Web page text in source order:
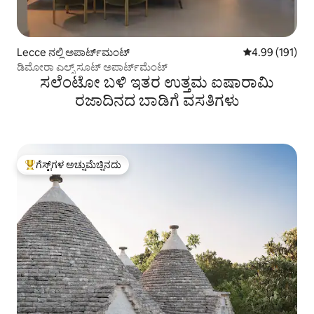
Lecce ನಲ್ಲಿ ಅಪಾರ್ಟ್‌ಮಂಟ್ 5 ರಲ್ಲಿ 4.99
4.99 (191)
ಡಿಮೋರಾ ಎಲ್ಸ್ ಸೂಟ್ ಅಪಾರ್ಟ್‌ಮೆಂಟ್
ಸಲೆಂಟೋ ಬಳಿ ಇತರ ಉತ್ತಮ ಐಷಾರಾಮಿ
ರಜಾದಿನದ ಬಾಡಿಗೆ ವಸತಿಗಳು
ಗೆಸ್ಟ್‌ಗಳಿಗೆ ಅತಿ ಹೆಚ್ಚು ಅಚ್ಚುಮೆಚ್ಚಿನದು
ಗೆಸ್ಟ್‌ಗಳ ಅಚ್ಚುಮೆಚ್ಚಿನದು